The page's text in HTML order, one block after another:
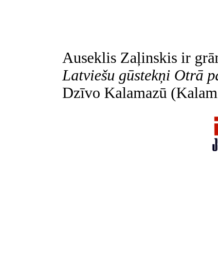
Auseklis Zaļinskis ir
Latviešu gūstekņi Otrā
Dzīvo Kalamazū